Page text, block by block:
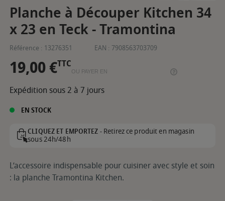
Planche à Découper Kitchen 34
x 23 en Teck - Tramontina
Référence : 13276351 EAN : 7908563703709
19,00 €TTC
OU PAYER EN
Expédition sous 2 à 7 jours
EN STOCK
CLIQUEZ ET EMPORTEZ -Retirez ce produit en magasin
sous 24h/48h
L’accessoire indispensable pour cuisiner avec style et soin
: la planche Tramontina Kitchen.